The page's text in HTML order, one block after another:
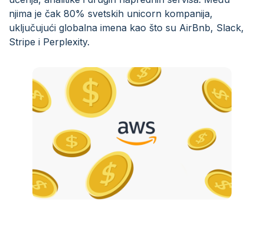
njima je čak 80% svetskih unicorn kompanija,
uključujući globalna imena kao što su AirBnb, Slack,
Stripe i Perplexity.